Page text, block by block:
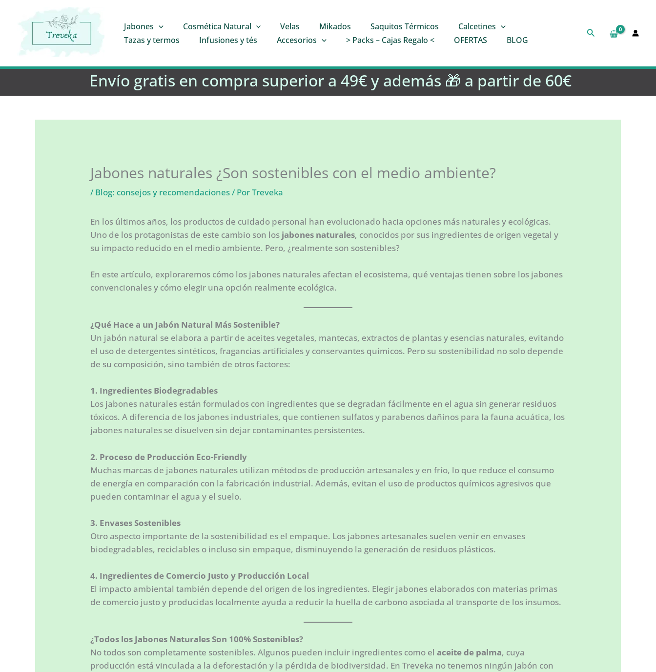
contenido
Jabones Cosmética Natural Velas Mikados Saquitos Térmicos
Calcetines
Tazas y termos
Infusiones y tés Accesorios > Packs – Cajas Regalo < OFERTAS BLOG
Buscar
Envío gratis en compra superior a 49€ y además 🎁 a partir de 60€
Jabones naturales ¿Son sostenibles con el medio ambiente?
/ Blog: consejos y recomendaciones/ PorTreveka
En los últimos años, los productos de cuidado personal han evolucionado hacia opciones más naturales y ecológicas.
Uno de los protagonistas de este cambio son los jabones naturales, conocidos por sus ingredientes de origen vegetal y
su impacto reducido en el medio ambiente. Pero, ¿realmente son sostenibles?
En este artículo, exploraremos cómo los jabones naturales afectan el ecosistema, qué ventajas tienen sobre los jabones
convencionales y cómo elegir una opción realmente ecológica.
¿Qué Hace a un Jabón Natural Más Sostenible?
Un jabón natural se elabora a partir de aceites vegetales, mantecas, extractos de plantas y esencias naturales, evitando
el uso de detergentes sintéticos, fragancias artificiales y conservantes químicos. Pero su sostenibilidad no solo depende
de su composición, sino también de otros factores:
1. Ingredientes Biodegradables
Los jabones naturales están formulados con ingredientes que se degradan fácilmente en el agua sin generar residuos
tóxicos. A diferencia de los jabones industriales, que contienen sulfatos y parabenos dañinos para la fauna acuática, los
jabones naturales se disuelven sin dejar contaminantes persistentes.
2. Proceso de Producción Eco-Friendly
Muchas marcas de jabones naturales utilizan métodos de producción artesanales y en frío, lo que reduce el consumo
de energía en comparación con la fabricación industrial. Además, evitan el uso de productos químicos agresivos que
pueden contaminar el agua y el suelo.
3. Envases Sostenibles
Otro aspecto importante de la sostenibilidad es el empaque. Los jabones artesanales suelen venir en envases
biodegradables, reciclables o incluso sin empaque, disminuyendo la generación de residuos plásticos.
4. Ingredientes de Comercio Justo y Producción Local
El impacto ambiental también depende del origen de los ingredientes. Elegir jabones elaborados con materias primas
de comercio justo y producidas localmente ayuda a reducir la huella de carbono asociada al transporte de los insumos.
¿Todos los Jabones Naturales Son 100% Sostenibles?
No todos son completamente sostenibles. Algunos pueden incluir ingredientes como elaceite de palma, cuya
producción está vinculada a la deforestación y la pérdida de biodiversidad. En Treveka no tenemos ningún jabón con